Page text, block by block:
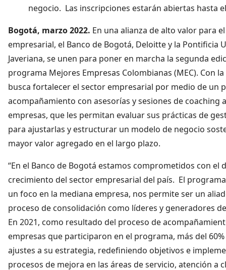
negocio. Las inscripciones estarán abiertas hasta
Bogotá, marzo 2022. En una alianza de alto valor para
empresarial, el Banco de Bogotá, Deloitte y la Pontificia
Javeriana, se unen para poner en marcha la segunda
programa Mejores Empresas Colombianas (MEC). Con
busca fortalecer el sector empresarial por medio de un
acompañamiento con asesorías y sesiones de coaching
empresas, que les permitan evaluar sus prácticas de
para ajustarlas y estructurar un modelo de negocio
mayor valor agregado en el largo plazo.
“En el Banco de Bogotá estamos comprometidos con el
crecimiento del sector empresarial del país. El programa
un foco en la mediana empresa, nos permite ser un
proceso de consolidación como líderes y generadores
En 2021, como resultado del proceso de
empresas que participaron en el programa, más del
ajustes a su estrategia, redefiniendo objetivos e
procesos de mejora en las áreas de servicio, atención a